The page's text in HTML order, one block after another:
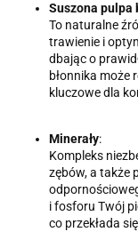
Suszona pulpa
To naturalne
trawienie i
dbając o
błonnika może
kluczowe dla
Minerały:
Kompleks
zębów, a także
i fosforu Twój
co przekłada